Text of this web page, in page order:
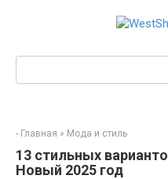
- Главная » Мода и стиль
13 стильных
Новый 2025 год